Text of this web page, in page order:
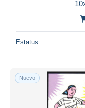
Estatus
Nuevo